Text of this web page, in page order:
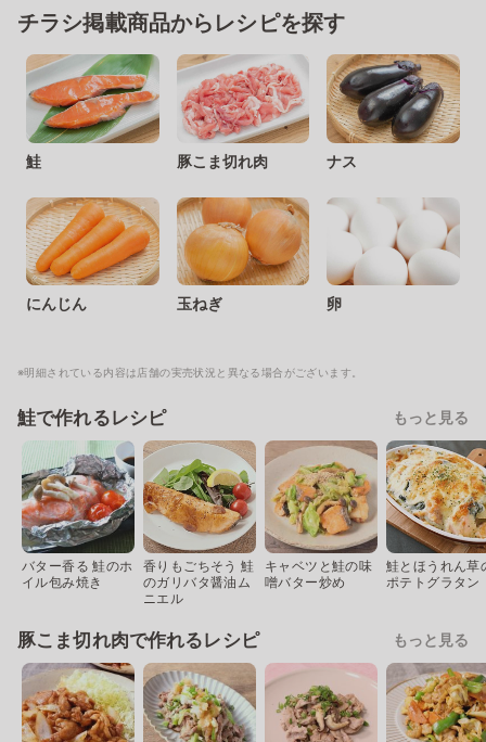
チラシ掲載商品からレシピを探す
鮭 豚こま切れ肉 ナス
にんじん 玉ねぎ 卵
※明細されている内容は店舗の実売状況と異なる場合がございます。
鮭で作れるレシピ もっと見る
バター香る 鮭のホ
イル包み焼き
香りもごちそう 鮭
のガリバタ醤油ム
ニエル
キャベツと鮭の味
噌バター炒め
鮭とほうれん草
ポテトグラタン
豚こま切れ肉で作れるレシピ もっと見る